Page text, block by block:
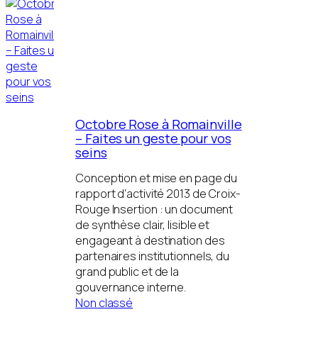
Octobre Rose à Romainville
– Faites un geste pour vos
seins
Conception et mise en page du
rapport d’activité 2013 de Croix-
Rouge Insertion : un document
de synthèse clair, lisible et
engageant à destination des
partenaires institutionnels, du
grand public et de la
gouvernance interne.
Non classé